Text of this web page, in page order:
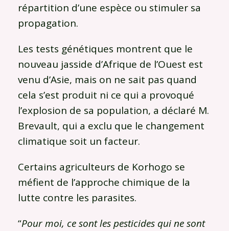
répartition d’une espèce ou stimuler sa
propagation.
Les tests génétiques montrent que le
nouveau jasside d’Afrique de l’Ouest est
venu d’Asie, mais on ne sait pas quand
cela s’est produit ni ce qui a provoqué
l’explosion de sa population, a déclaré M.
Brevault, qui a exclu que le changement
climatique soit un facteur.
Certains agriculteurs de Korhogo se
méfient de l’approche chimique de la
lutte contre les parasites.
“Pour moi, ce sont les pesticides qui ne sont